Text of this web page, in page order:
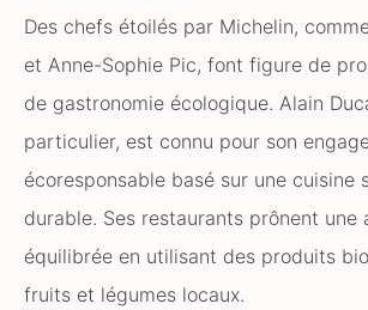
Des chefs étoilés par Michelin,
et Anne-Sophie Pic, font figure de
de gastronomie écologique. Alain
particulier, est connu pour son
écoresponsable basé sur une cuisine
durable. Ses restaurants prônent une
équilibrée en utilisant des produits
fruits et légumes locaux.